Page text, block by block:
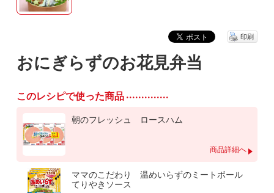
おにぎらずのお花見弁当
印刷
このレシピで使った商品
朝のフレッシュ ロースハム
商品詳細へ
ママのこだわり 温めいらずのミートボール
てりやきソース